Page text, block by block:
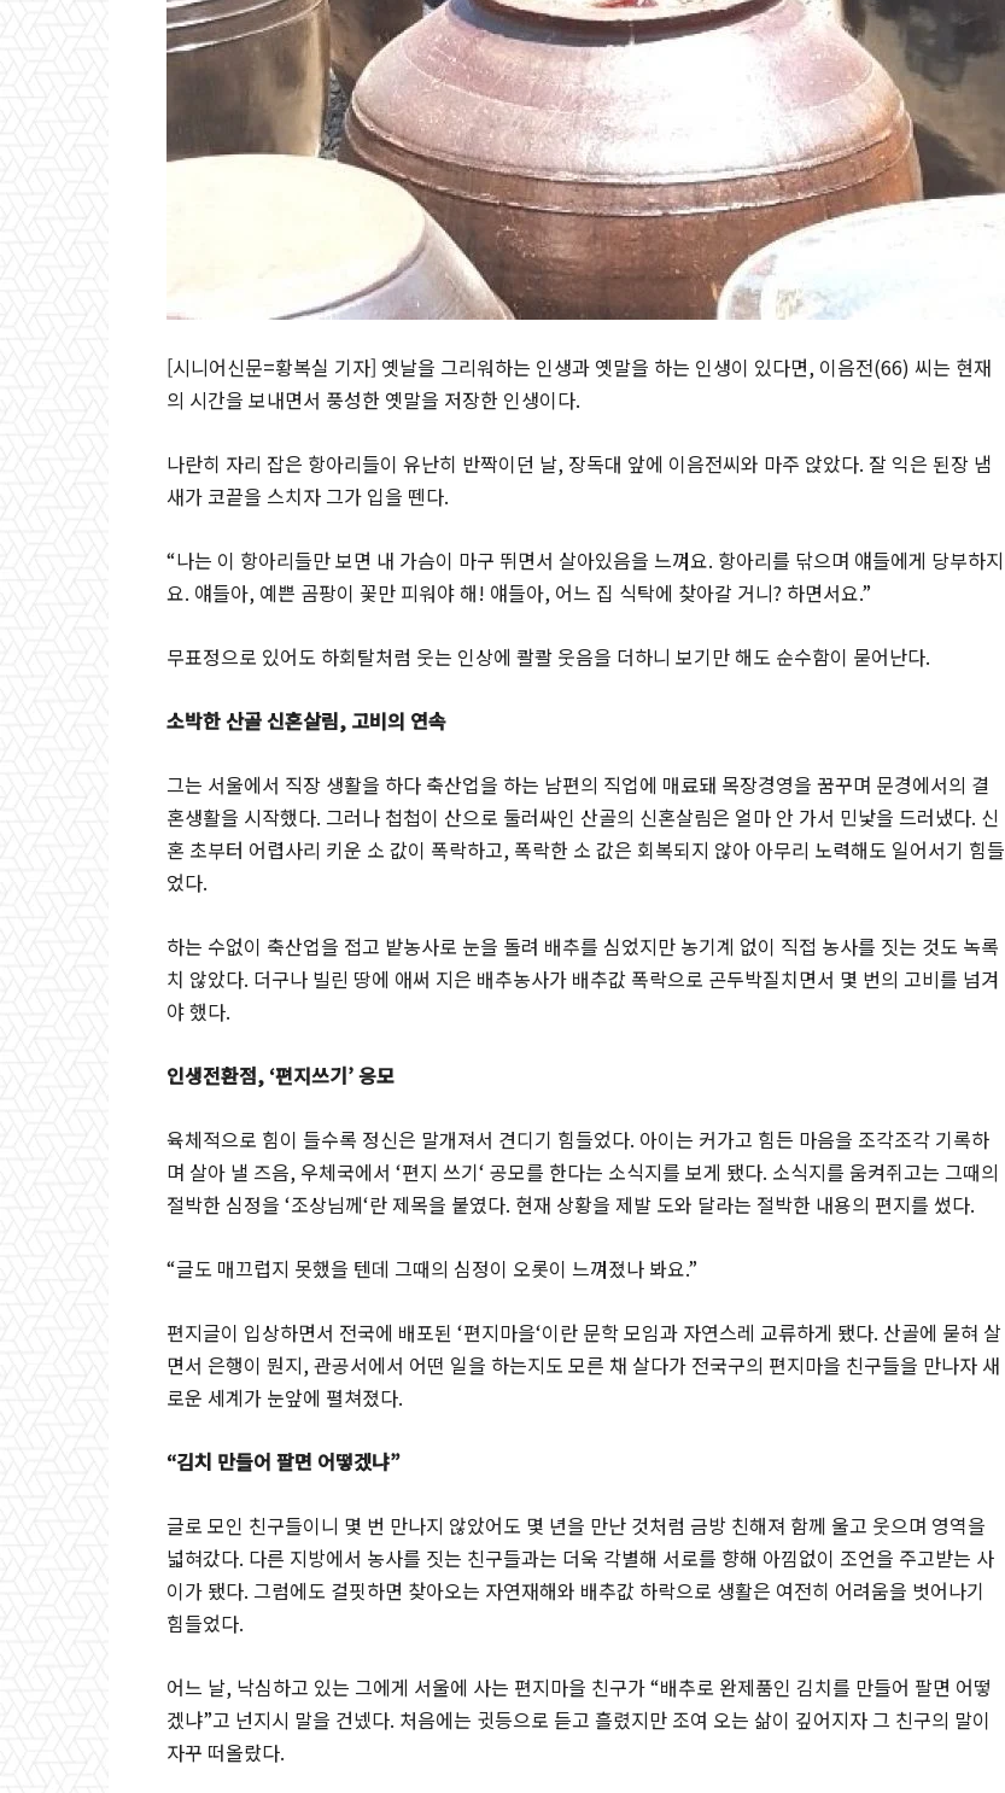
[시니어신문=황복실 기자] 옛날을 그리워하는 인생과 옛말을 하는 인생이 있다면, 이음전(66) 씨는 현재
의 시간을 보내면서 풍성한 옛말을 저장한 인생이다.
나란히 자리 잡은 항아리들이 유난히 반짝이던 날, 장독대 앞에 이음전씨와 마주 앉았다. 잘 익은 된장 냄
새가 코끝을 스치자 그가 입을 뗀다.
“나는 이 항아리들만 보면 내 가슴이 마구 뛰면서 살아있음을 느껴요. 항아리를 닦으며 얘들에게 당부하지
요. 얘들아, 예쁜 곰팡이 꽃만 피워야 해! 얘들아, 어느 집 식탁에 찾아갈 거니? 하면서요.”
무표정으로 있어도 하회탈처럼 웃는 인상에 콸콸 웃음을 더하니 보기만 해도 순수함이 묻어난다.
소박한 산골 신혼살림, 고비의 연속
그는 서울에서 직장 생활을 하다 축산업을 하는 남편의 직업에 매료돼 목장경영을 꿈꾸며 문경에서의 결
혼생활을 시작했다. 그러나 첩첩이 산으로 둘러싸인 산골의 신혼살림은 얼마 안 가서 민낯을 드러냈다. 신
혼 초부터 어렵사리 키운 소 값이 폭락하고, 폭락한 소 값은 회복되지 않아 아무리 노력해도 일어서기 힘들
었다.
하는 수없이 축산업을 접고 밭농사로 눈을 돌려 배추를 심었지만 농기계 없이 직접 농사를 짓는 것도 녹록
치 않았다. 더구나 빌린 땅에 애써 지은 배추농사가 배추값 폭락으로 곤두박질치면서 몇 번의 고비를 넘겨
야 했다.
인생전환점, ‘편지쓰기’응모
육체적으로 힘이 들수록 정신은 말개져서 견디기 힘들었다. 아이는 커가고 힘든 마음을 조각조각 기록하
며 살아 낼 즈음, 우체국에서 ‘편지 쓰기‘ 공모를 한다는 소식지를 보게 됐다. 소식지를 움켜쥐고는 그때의
절박한 심정을 ‘조상님께‘란 제목을 붙였다. 현재 상황을 제발 도와 달라는 절박한 내용의 편지를 썼다.
“글도 매끄럽지 못했을 텐데 그때의 심정이 오롯이 느껴졌나 봐요.”
편지글이 입상하면서 전국에 배포된 ‘편지마을‘이란 문학 모임과 자연스레 교류하게 됐다. 산골에 묻혀 살
면서 은행이 뭔지,관공서에서 어떤 일을 하는지도 모른 채 살다가 전국구의 편지마을 친구들을 만나자 새
로운 세계가 눈앞에 펼쳐졌다.
“김치 만들어 팔면 어떻겠냐”
글로 모인 친구들이니 몇 번 만나지 않았어도 몇 년을 만난 것처럼 금방 친해져 함께 울고 웃으며 영역을
넓혀갔다. 다른 지방에서 농사를 짓는 친구들과는 더욱 각별해 서로를 향해 아낌없이 조언을 주고받는 사
이가 됐다. 그럼에도 걸핏하면 찾아오는 자연재해와 배추값 하락으로 생활은 여전히 어려움을 벗어나기
힘들었다.
어느 날, 낙심하고 있는 그에게 서울에 사는 편지마을 친구가“배추로 완제품인 김치를 만들어 팔면 어떻
겠냐”고 넌지시 말을 건넸다. 처음에는 귓등으로 듣고 흘렸지만 조여 오는 삶이 깊어지자 그 친구의 말이
자꾸 떠올랐다.